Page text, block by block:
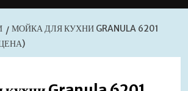
МОЙКА ДЛЯ КУХНИ GRANULA 6201